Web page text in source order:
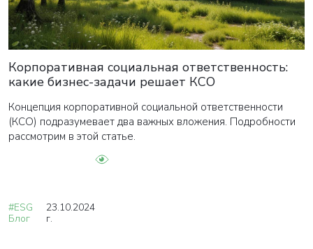
Корпоративная социальная ответственность:
какие бизнес-задачи решает КСО
Концепция корпоративной социальной ответственности
(КСО) подразумевает два важных вложения. Подробности
рассмотрим в этой статье.
#ESG
Блог
23.10.2024
г.